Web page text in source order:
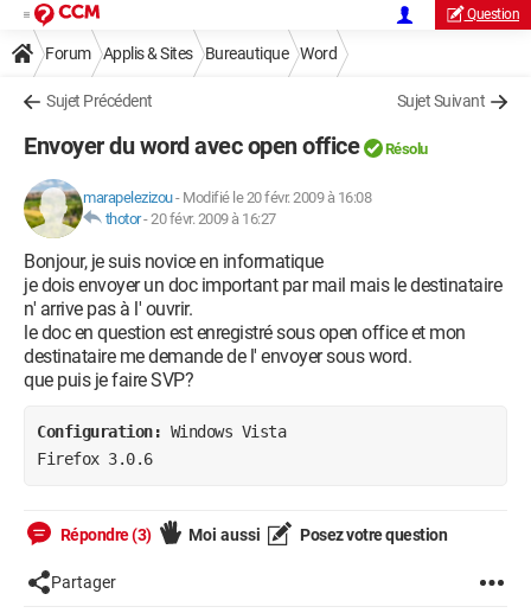
Question
Forum Applis & Sites Bureautique Word
Sujet Précédent Sujet Suivant
Envoyer du word avec open office Résolu
marapelezizou- Modifié le 20 févr. 2009 à 16:08
thotor-20 févr. 2009 à 16:27
Bonjour, je suis novice en informatique
je dois envoyer un doc important par mail mais le destinataire
n' arrive pas à l' ouvrir.
le doc en question est enregistré sous open office et mon
destinataire me demande de l' envoyer sous word.
que puis je faire SVP?
Configuration: Windows Vista
Firefox 3.0.6
Répondre (3) Moi aussi Posez votre question
Partager